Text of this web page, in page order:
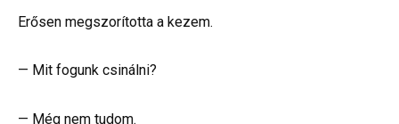
Erősen megszorította a kezem.
— Mit fogunk csinálni?
— Még nem tudom.